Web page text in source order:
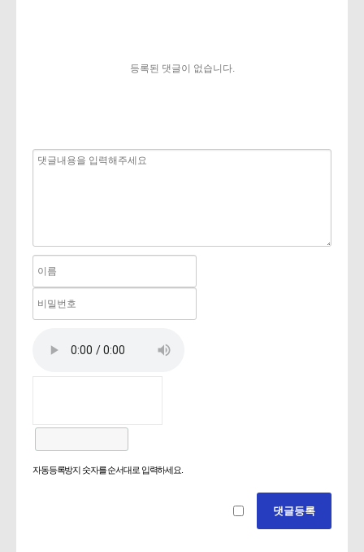
등록된 댓글이 없습니다.
자동등록방지 숫자를 순서대로 입력하세요.